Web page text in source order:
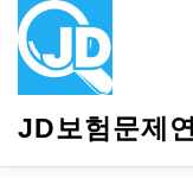
JD보험문제